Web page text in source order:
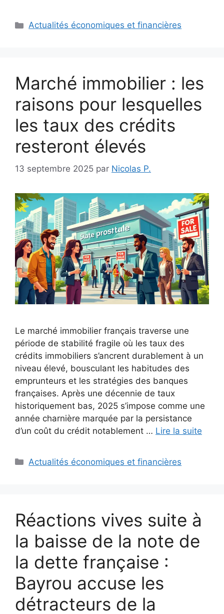
Catégories
Actualités économiques et financières
Marché immobilier : les
raisons pour lesquelles
les taux des crédits
resteront élevés
13 septembre 2025 par Nicolas P.
Le marché immobilier français traverse une
période de stabilité fragile où les taux des
crédits immobiliers s’ancrent durablement à un
niveau élevé, bousculant les habitudes des
emprunteurs et les stratégies des banques
françaises. Après une décennie de taux
historiquement bas, 2025 s’impose comme une
année charnière marquée par la persistance
d’un coût du crédit notablement … Lire la suite
Catégories
Actualités économiques et financières
Réactions vives suite à
la baisse de la note de
la dette française :
Bayrou accuse les
détracteurs de la